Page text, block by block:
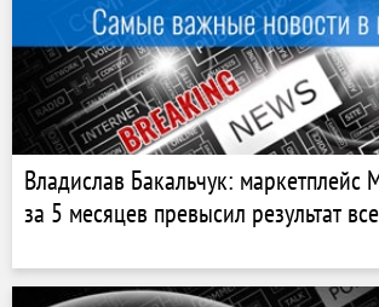
Владислав Бакальчук: маркетплейс
за 5 месяцев превысил результат